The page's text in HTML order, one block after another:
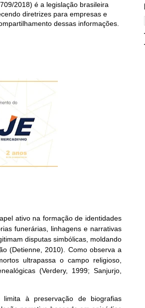
2018) é a legislação brasileira
diretrizes para empresas e
dessas informações.
ativo na formação de identidades
funerárias, linhagens e narrativas
disputas simbólicas, moldando
(Detienne, 2010). Como observa a
ultrapassa o campo religioso,
(Verdery, 1999; Sanjurjo,
à preservação de biografias